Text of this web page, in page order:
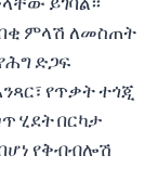
ምላሽ ለመስጠት
ድጋፍ
የጥቃት ተጎጂ
ሂደት በርካታ
የቅብብሎሽ